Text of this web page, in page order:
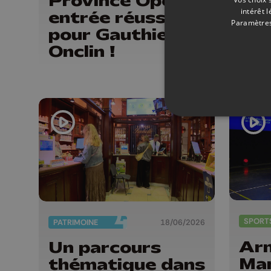
entrée réussi
pour Gauthier
Onclin !
20
PATRIMOINE 18/06/2026
Un parcours
thématique dans
intérêt